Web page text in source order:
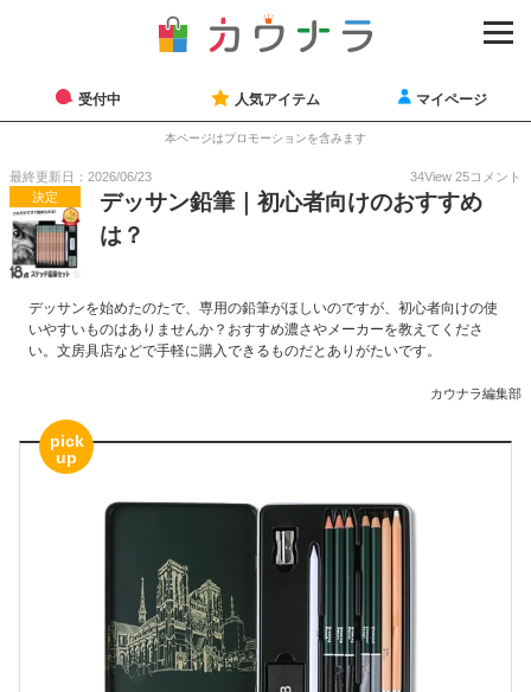
受付中 人気アイテム マイページ
本ページはプロモーションを含みます
最終更新日：2026/06/23 34View 25コメント
決定
デッサン鉛筆｜初心者向けのおすすめ
は？
デッサンを始めたのたで、専用の鉛筆がほしいのですが、初心者向けの使
いやすいものはありませんか？おすすめ濃さやメーカーを教えてくださ
い。文房具店などで手軽に購入できるものだとありがたいです。
カウナラ編集部
pick
up